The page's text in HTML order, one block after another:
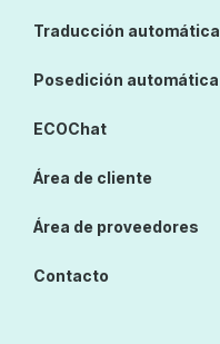
Traducción automática
Posedición automática
ECOChat
Área de cliente
Área de proveedores
Contacto